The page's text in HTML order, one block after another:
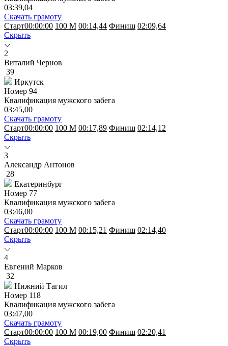
03:39,04
Скачать грамоту
Старт00:00:00 100 M 00:14,44 Финиш 02:09,64
Скрыть
2
Виталий Чернов
39
Иркутск
Номер 94
Квалификация мужского забега
03:45,00
Скачать грамоту
Старт00:00:00 100 M 00:17,89 Финиш 02:14,12
Скрыть
3
Александр Антонов
28
Екатеринбург
Номер 77
Квалификация мужского забега
03:46,00
Скачать грамоту
Старт00:00:00 100 M 00:15,21 Финиш 02:14,40
Скрыть
4
Евгений Марков
32
Нижний Тагил
Номер 118
Квалификация мужского забега
03:47,00
Скачать грамоту
Старт00:00:00 100 M 00:19,00 Финиш 02:20,41
Скрыть